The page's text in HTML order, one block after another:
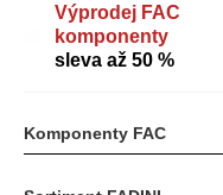
Výprodej FAC
komponenty
sleva až 50 %
Komponenty FAC